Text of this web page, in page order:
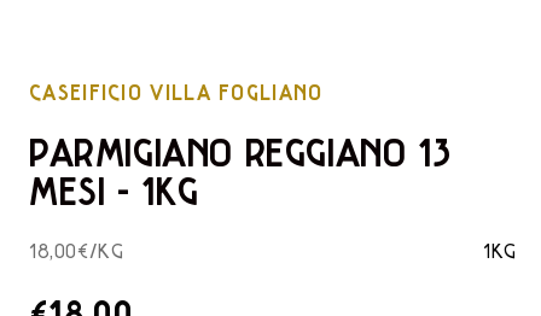
CASEIFICIO VILLA FOGLIANO
PARMIGIANO REGGIANO 13
MESI - 1KG
18,00€/KG 1KG